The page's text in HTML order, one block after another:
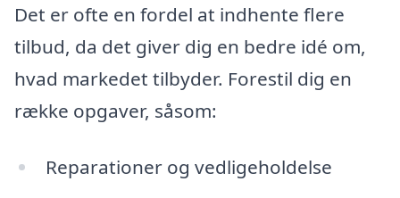
Det er ofte en fordel at indhente flere
tilbud, da det giver dig en bedre idé om,
hvad markedet tilbyder. Forestil dig en
række opgaver, såsom:
Reparationer og vedligeholdelse